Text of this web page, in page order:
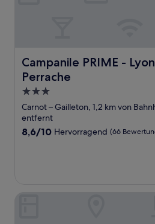
Campanile PRIME -
Perrache
Campanile PRIME - Lyon
3.0-
Sterne-
Unterkunft
Carnot – Gailleton, 1,2 km von
entfernt
8.6
8,6/10 Hervorragend (66